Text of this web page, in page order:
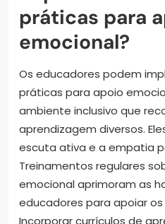
práticas para
emocional?
Os educadores podem
práticas para apoio
ambiente inclusivo que
aprendizagem diversos.
escuta ativa e a empatia
Treinamentos regulares
emocional aprimoram as
educadores para apoiar